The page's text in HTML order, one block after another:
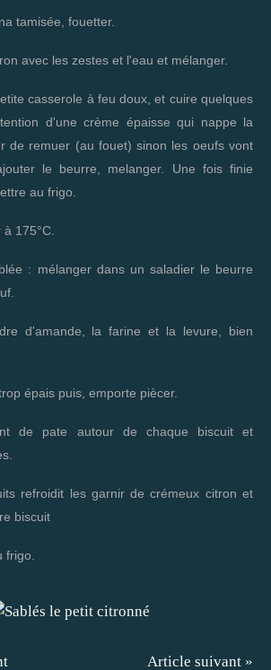
tamisée, fouetter.
avec les zestes et l'eau et mélanger.
casserole à feu doux, et cuire quelques
d'une crème épaisse qui nappe la
de remuer (au fouet) sinon les oeufs vont
le beurre, melanger. Une fois finie
au frigo.
175°C.
: mélanger dans un saladier le beurre
d'amande, la farine et la levure, bien
épais puis, emporte piècer.
de pate autour de chaque biscuit et
refroidit les garnir de crémeux citron et
biscuit
frigo.
Article suivant »